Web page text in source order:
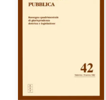
Proposte di pubblicazione
Newsletter